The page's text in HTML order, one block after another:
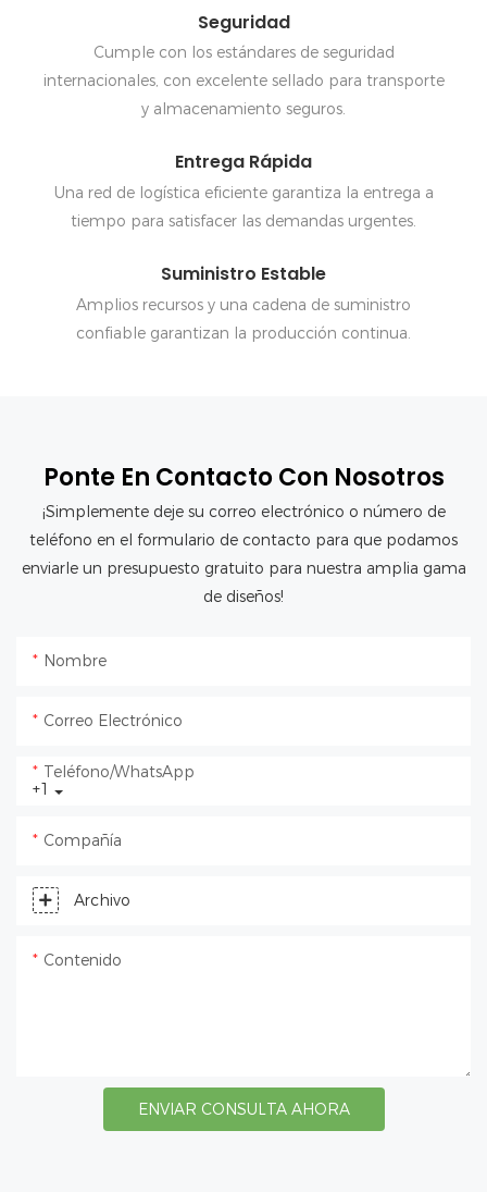
Seguridad
Cumple con los estándares de seguridad
internacionales, con excelente sellado para transporte
y almacenamiento seguros.
Entrega Rápida
Una red de logística eficiente garantiza la entrega a
tiempo para satisfacer las demandas urgentes.
Suministro Estable
Amplios recursos y una cadena de suministro
confiable garantizan la producción continua.
Ponte En Contacto Con Nosotros
¡Simplemente deje su correo electrónico o número de
teléfono en el formulario de contacto para que podamos
enviarle un presupuesto gratuito para nuestra amplia gama
de diseños!
Nombre
Correo Electrónico
+1
Teléfono/WhatsApp
Compañía
Archivo
Contenido
ENVIAR CONSULTA AHORA